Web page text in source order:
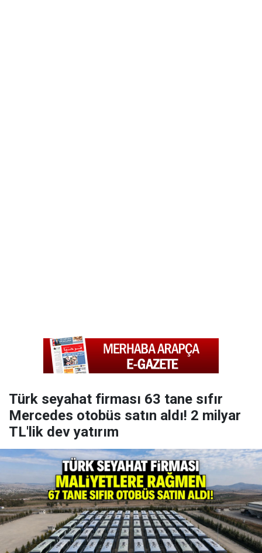
Türk seyahat firması 63 tane sıfır
Mercedes otobüs satın aldı! 2 milyar
TL'lik dev yatırım